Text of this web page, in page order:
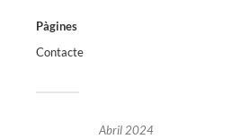
Pàgines
Contacte
Abril 2024